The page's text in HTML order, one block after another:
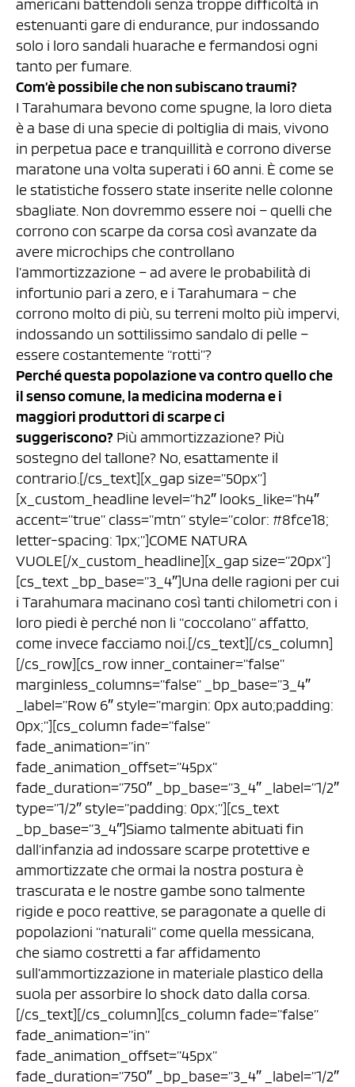
estenuanti gare di endurance, pur indossando
solo i loro sandali huarache e fermandosi ogni
tanto per fumare.
Com’è possibile che non subiscano traumi?
I Tarahumara bevono come spugne, la loro dieta
è a base di una specie di poltiglia di mais, vivono
in perpetua pace e tranquillità e corrono diverse
maratone una volta superati i 60 anni. È come se
le statistiche fossero state inserite nelle colonne
sbagliate. Non dovremmo essere noi – quelli che
corrono con scarpe da corsa così avanzate da
avere microchips che controllano
l’ammortizzazione – ad avere le probabilità di
infortunio pari a zero, e i Tarahumara – che
corrono molto di più, su terreni molto più impervi,
indossando un sottilissimo sandalo di pelle –
essere costantemente “rotti”?
Perché questa popolazione va contro quello che
il senso comune, la medicina moderna e i
maggiori produttori di scarpe ci
suggeriscono? Più ammortizzazione? Più
sostegno del tallone? No, esattamente il
contrario.[/cs_text][x_gap size=”50px”]
[x_custom_headline level=”h2″ looks_like=”h4″
accent=”true” class=”mtn” style=”color: #8fce18;
letter-spacing: 1px;”]COME NATURA
VUOLE[/x_custom_headline][x_gap size=”20px”]
[cs_text _bp_base=”3_4″]Una delle ragioni per cui
i Tarahumara macinano così tanti chilometri con i
loro piedi è perché non li “coccolano” affatto,
come invece facciamo noi.[/cs_text][/cs_column]
[/cs_row][cs_row inner_container=”false”
marginless_columns=”false” _bp_base=”3_4″
_label=”Row 6″ style=”margin: 0px auto;padding:
0px;”][cs_column fade=”false”
fade_animation=”in”
fade_animation_offset=”45px”
fade_duration=”750″ _bp_base=”3_4″ _label=”1/2″
type=”1/2″ style=”padding: 0px;”][cs_text
_bp_base=”3_4″]Siamo talmente abituati fin
dall’infanzia ad indossare scarpe protettive e
ammortizzate che ormai la nostra postura è
trascurata e le nostre gambe sono talmente
rigide e poco reattive, se paragonate a quelle di
popolazioni “naturali” come quella messicana,
che siamo costretti a far affidamento
sull’ammortizzazione in materiale plastico della
suola per assorbire lo shock dato dalla corsa.
[/cs_text][/cs_column][cs_column fade=”false”
fade_animation=”in”
fade_animation_offset=”45px”
fade_duration=”750″ _bp_base=”3_4″ _label=”1/2″